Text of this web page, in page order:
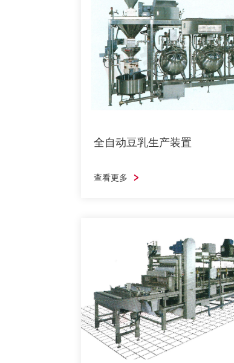
全自动豆乳生产装置
查看更多
全自动豆乳生产装置
采用原浆豆乳煮沸加热方式，可使
有效营养成分被大大采取，制出最
从而提高豆腐的风味和口感
油炸豆腐(片)全自动生
将凝固、压榨成型、切块3个复杂的
在一台机器上实现完成、